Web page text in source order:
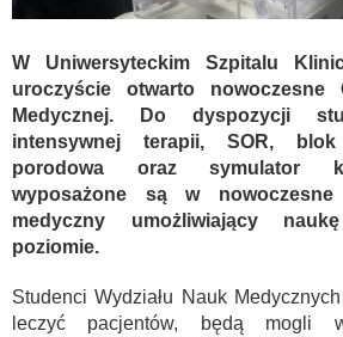
W Uniwersyteckim Szpitalu
uroczyście otwarto nowoczesne
Medycznej. Do dyspozycji
intensywnej terapii, SOR,
porodowa oraz symulator
wyposażone są w
medyczny umożliwiający
poziomie.
Studenci Wydziału Nauk
leczyć pacjentów, będą mogli